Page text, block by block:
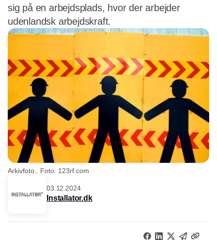
sig på en arbejdsplads, hvor der arbejder
udenlandsk arbejdskraft.
Arkivfoto.. Foto: 123rf.com
03.12.2024
Installator.dk